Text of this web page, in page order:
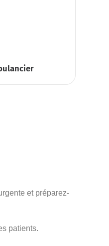
et préparez-
patients.